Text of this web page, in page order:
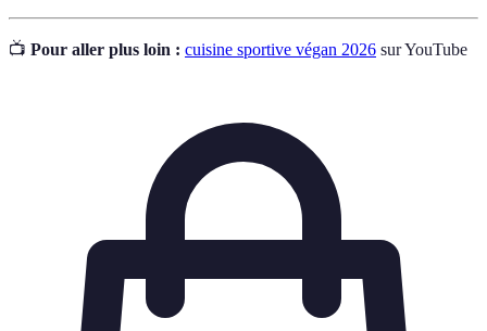
📺 Pour aller plus loin : cuisine sportive végan 2026 sur YouTube